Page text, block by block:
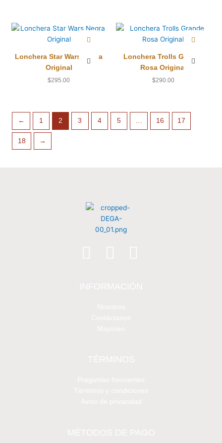
Lonchera Star Wars Negra
Original
$295.00
Lonchera Trolls Grande
Rosa Original
$290.00
← 1 2 3 4 5 … 16 17
18 →